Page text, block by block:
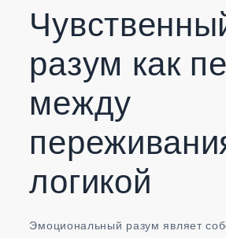
разум как
между
логикой
Эмоциональный разум являет